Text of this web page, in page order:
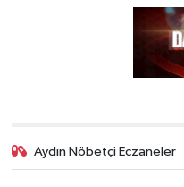
Aydın Nöbetçi Eczaneler